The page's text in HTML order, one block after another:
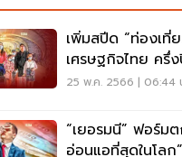
เพิ่มสปีด “ท่องเที่ยว” แร
เศรษฐกิ
25 พ.ค. 2566 | 06:44
“เยอรมนี” ฟอร์ม
อ่อนแอที่สุดในโลก”